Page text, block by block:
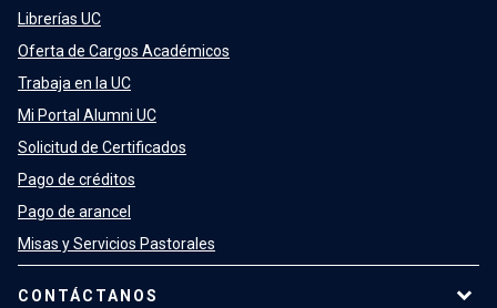
Librerías UC
Oferta de Cargos Académicos
Trabaja en la UC
Mi Portal Alumni UC
Solicitud de Certificados
Pago de créditos
Pago de arancel
Misas y Servicios Pastorales
CONTÁCTANOS